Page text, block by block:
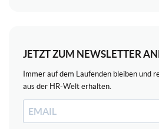
JETZT ZUM NEWSLETTER
Immer auf dem Laufenden bleiben und
aus der HR-Welt erhalten.